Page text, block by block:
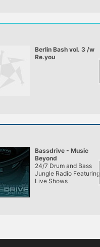
Berlin Bash vol. 3 /w
Re.you
Bassdrive - Music
Beyond
24/7 Drum and Bass
Jungle Radio Featuring
Live Shows